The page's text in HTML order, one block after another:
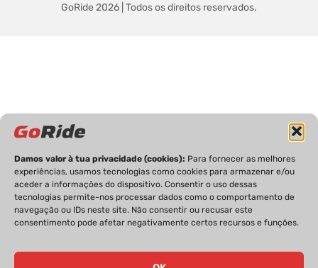
Damos valor à tua privacidade (cookies): Para fornecer as melhores
experiências, usamos tecnologias como cookies para armazenar e/ou
aceder a informações do dispositivo. Consentir o uso dessas
tecnologias permite-nos processar dados como o comportamento de
navegação ou IDs neste site. Não consentir ou recusar este
consentimento pode afetar negativamente certos recursos e funções.
GoRide 2026 | Todos os direitos reservados.